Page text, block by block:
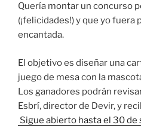
Quería montar un concurso
(¡felicidades!) y que yo fuera
encantada.
El objetivo es diseñar una
juego de mesa con la
Los ganadores podrán
Esbrí, director de Devir, y
Sigue abierto hasta el 30